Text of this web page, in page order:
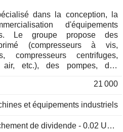
dans la conception, la
d'équipements
Le groupe propose des
(compresseurs à vis,
compresseurs centrifuges,
etc.), des pompes, des
voitures de golf (Club Car), etc.
CompAir, NASH, Thomas
Amériques (7,5%), Europe-
21 000
et équipements industriels
de dividende - 0.02 USD